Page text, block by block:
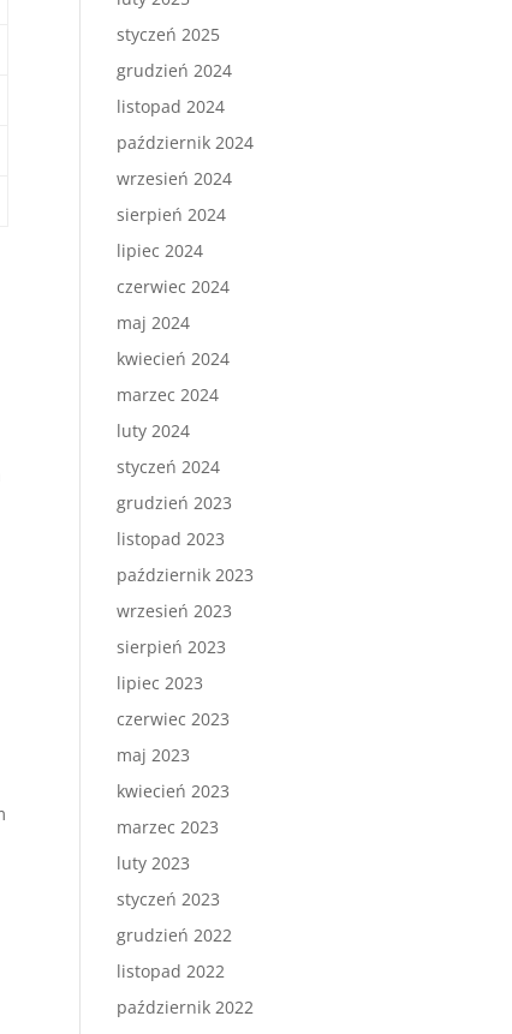
styczeń 2025
grudzień 2024
listopad 2024
październik 2024
wrzesień 2024
sierpień 2024
lipiec 2024
czerwiec 2024
maj 2024
kwiecień 2024
marzec 2024
luty 2024
styczeń 2024
grudzień 2023
listopad 2023
październik 2023
wrzesień 2023
sierpień 2023
lipiec 2023
czerwiec 2023
maj 2023
kwiecień 2023
marzec 2023
luty 2023
styczeń 2023
grudzień 2022
listopad 2022
październik 2022